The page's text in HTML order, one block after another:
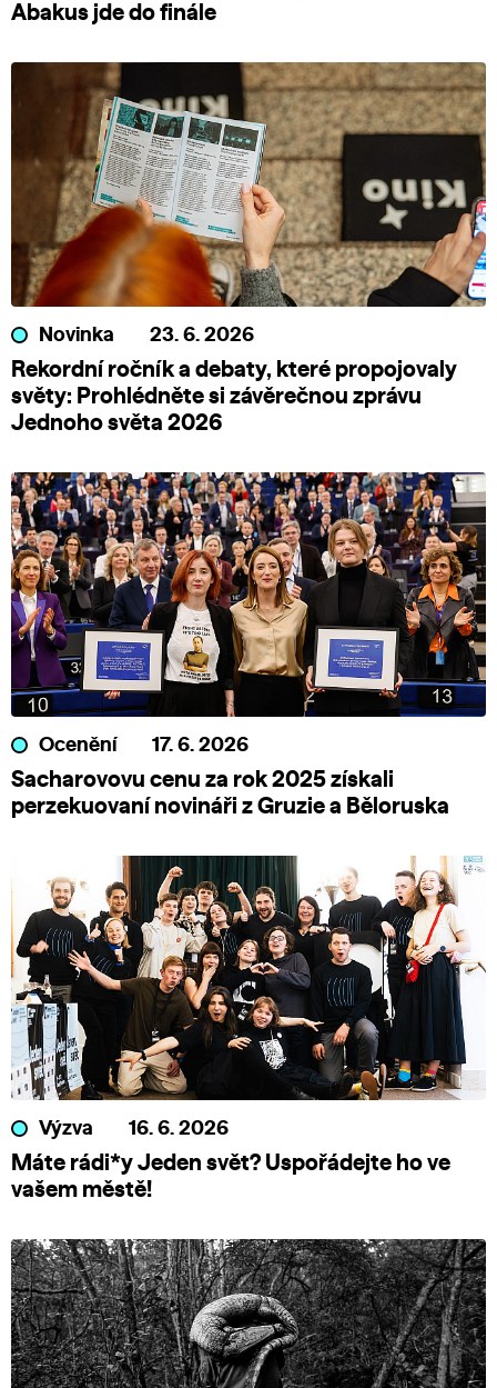
Abakus jde do finále
Novinka 23. 6. 2026
Rekordní ročník a debaty, které propojovaly
světy: Prohlédněte si závěrečnou zprávu
Jednoho světa 2026
Ocenění 17. 6. 2026
Sacharovovu cenu za rok 2025 získali
perzekuovaní novináři z Gruzie a Běloruska
Výzva 16. 6. 2026
Máte rádi*y Jeden svět? Uspořádejte ho ve
vašem městě!